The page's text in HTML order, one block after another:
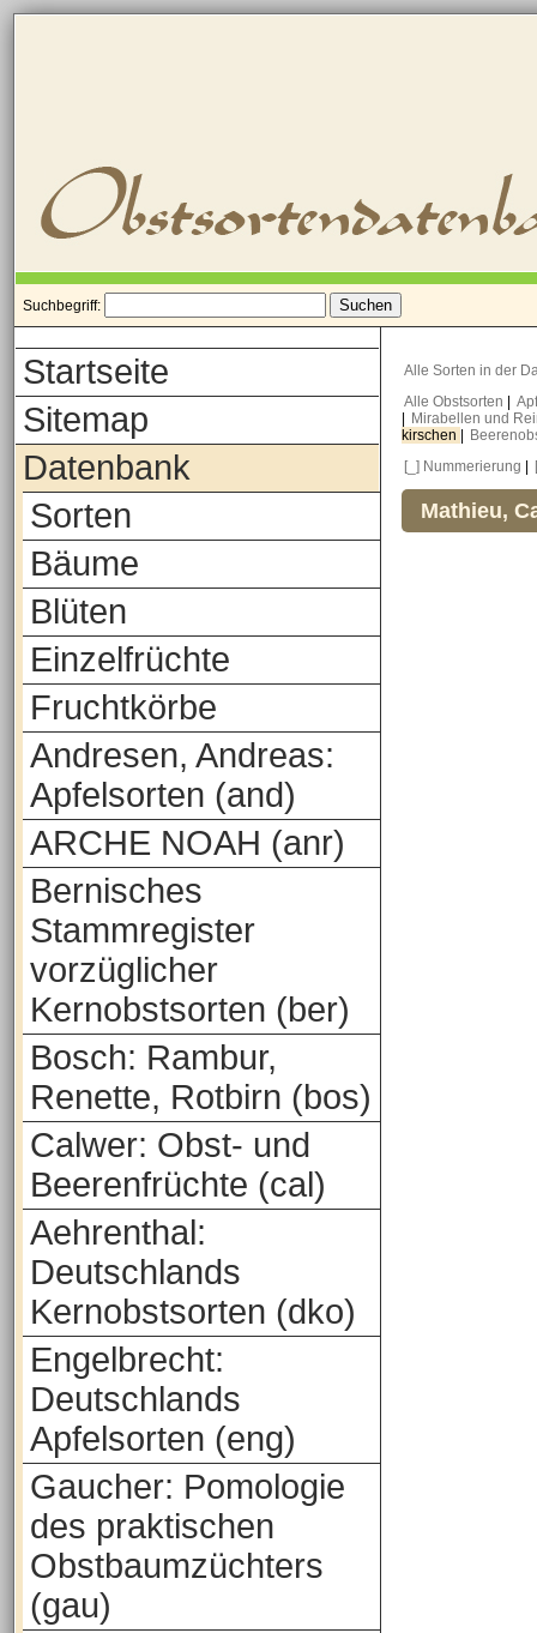
Suchbegriff:
Startseite
Sitemap
Datenbank
Sorten
Bäume
Blüten
Einzelfrüchte
Fruchtkörbe
Andresen, Andreas:
Apfelsorten (and)
ARCHE NOAH (anr)
Bernisches
Stammregister
vorzüglicher
Kernobstsorten (ber)
Bosch: Rambur,
Renette, Rotbirn (bos)
Calwer: Obst- und
Beerenfrüchte (cal)
Aehrenthal:
Deutschlands
Kernobstsorten (dko)
Engelbrecht:
Deutschlands
Apfelsorten (eng)
Gaucher: Pomologie
des praktischen
Obstbaumzüchters
(gau)
Alle Sorten in der
Alle Obstsorten
Mirabellen und
kirschen
[_] Nummerierung
Mathieu,